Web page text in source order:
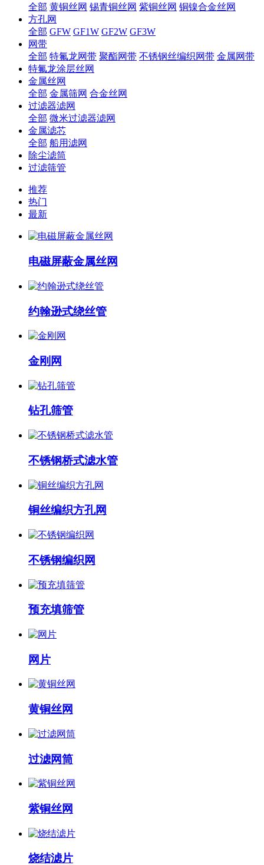
全部 黄铜丝网 锡青铜丝网 紫铜丝网 铜镍合金丝网
方孔网
全部 GFW GF1W GF2W GF3W
网带
全部 特氟龙网带 聚酯网带 不锈钢丝编织网带 金属网带
特氟龙涂层丝网
金属丝网
全部 金属筛网 合金丝网
过滤器滤网
全部 微米过滤器滤网
金属滤芯
全部 船用滤网
除尘滤筒
过滤筛管
推荐
热门
最新
电磁屏蔽金属丝网
约翰逊式绕丝管
​金刚网
钻孔筛管
不锈钢桥式滤水管
铜丝编织方孔网
不锈钢编织网
预充填筛管
网片
黄铜丝网
过滤网筒
紫铜丝网
烧结滤片